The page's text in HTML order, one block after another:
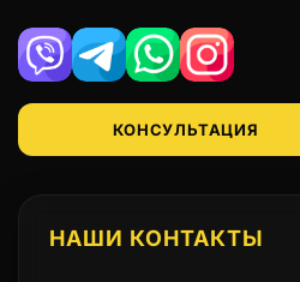
Viber TelegramWhatsAppInstagram
КОНСУЛЬТАЦИЯ
НАШИ КОНТАКТЫ